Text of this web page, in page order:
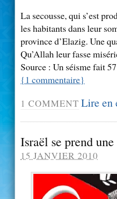
La secousse, qui s’est
les habitants dans leur
province d’Elazig. Une
Qu’Allah leur fasse
Source : Un séisme fait
{ 1 commentaire}
1 COMMENT Lire
Israël se prend
15 JANVIER 2010